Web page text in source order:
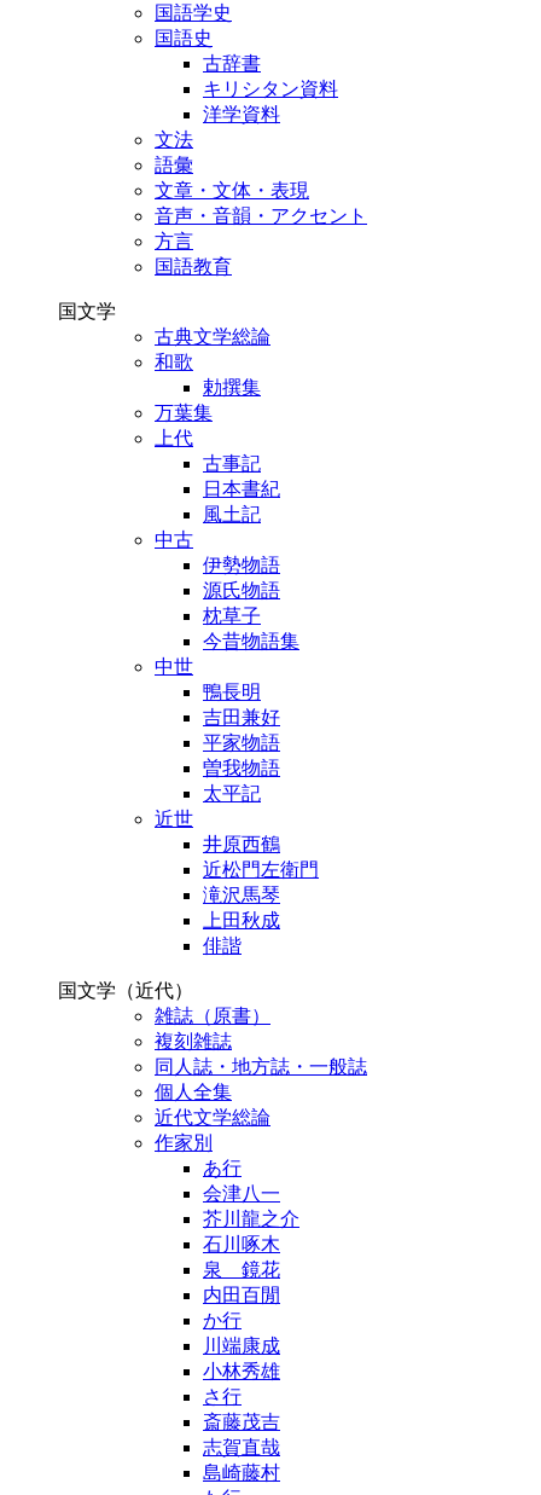
国語学史
国語史
古辞書
キリシタン資料
洋学資料
文法
語彙
文章・文体・表現
音声・音韻・アクセント
方言
国語教育
国文学
古典文学総論
和歌
勅撰集
万葉集
上代
古事記
日本書紀
風土記
中古
伊勢物語
源氏物語
枕草子
今昔物語集
中世
鴨長明
吉田兼好
平家物語
曽我物語
太平記
近世
井原西鶴
近松門左衛門
滝沢馬琴
上田秋成
俳諧
国文学（近代）
雑誌（原書）
複刻雑誌
同人誌・地方誌・一般誌
個人全集
近代文学総論
作家別
あ行
会津八一
芥川龍之介
石川啄木
泉 鏡花
内田百閒
か行
川端康成
小林秀雄
さ行
斎藤茂吉
志賀直哉
島崎藤村